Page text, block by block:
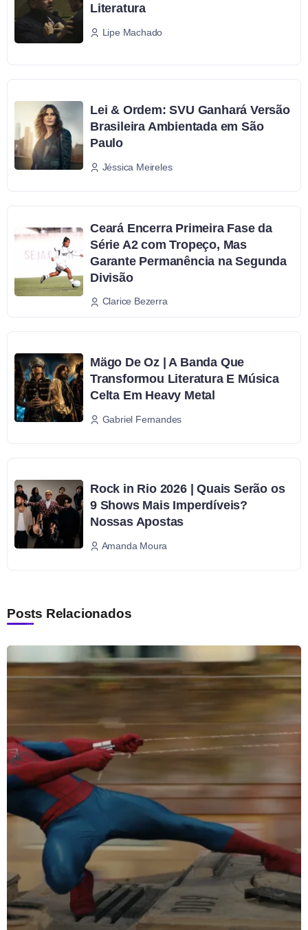
Literatura
Lipe Machado
Lei & Ordem: SVU Ganhará Versão
Brasileira Ambientada em São
Paulo
Jéssica Meireles
Ceará Encerra Primeira Fase da
Série A2 com Tropeço, Mas
Garante Permanência na Segunda
Divisão
Clarice Bezerra
Mägo De Oz | A Banda Que
Transformou Literatura E Música
Celta Em Heavy Metal
Gabriel Fernandes
Rock in Rio 2026 | Quais Serão os
9 Shows Mais Imperdíveis?
Nossas Apostas
Amanda Moura
Posts Relacionados